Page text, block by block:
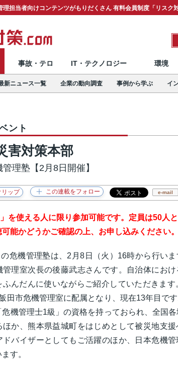
理担当者向けコンテンツがもりだくさん 有料会員制度「リスク
事故・テロ IT・テクノロジー 環境
新ニュース一覧 企業の動向調査 事例から学ぶ イ
ント
害対策本部
理塾【2月8日開催】
e-mail
を使える人に限り参加可能です。定員は50人と
能かどうかご確認の上、お申し込みください。
危機管理塾は、2月8日（火）16時から行い
管理室次長の後藤武志さんです。自治体にお
ふんだんに使いながらご紹介していただきま
田市危機管理室に配属となり、現在13年目で
危機管理士1級」の資格を持っておられ、全国
ほか、熊本県益城町をはじめとして被災地支
ドバイザーとしてもご活躍のほか、日本危機
す。